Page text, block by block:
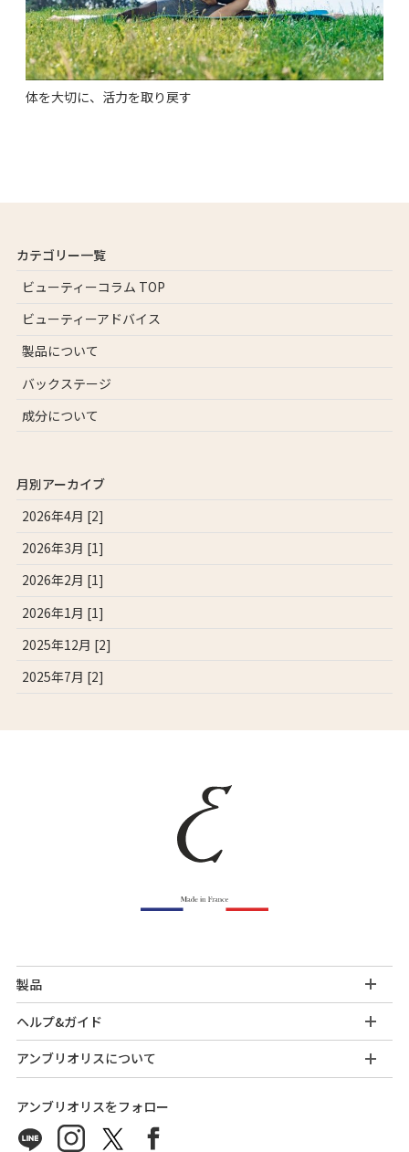
体を大切に、活力を取り戻す
カテゴリー一覧
ビューティーコラム TOP
ビューティーアドバイス
製品について
バックステージ
成分について
月別アーカイブ
2026年4月 [2]
2026年3月 [1]
2026年2月 [1]
2026年1月 [1]
2025年12月 [2]
2025年7月 [2]
製品
ヘルプ&ガイド
アンブリオリスについて
アンブリオリスをフォロー